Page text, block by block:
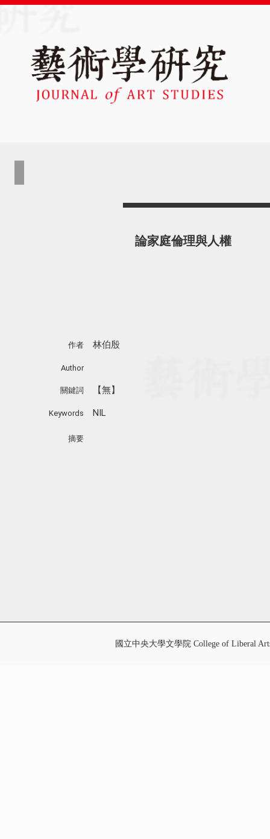
論家庭倫理與人權
作者 林伯殷
Author
關鍵詞 【無】
Keywords NIL
摘要
國立中央大學文學院 College of Liberal